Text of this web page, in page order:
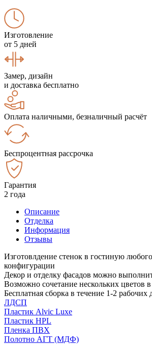
Изготовление
от 5 дней
Замер, дизайн
и доставка бесплатно
Оплата наличными, безналичный расчёт
Беспроцентная рассрочка
Гарантия
2 года
Описание
Отделка
Информация
Отзывы
Изготовлдение стенок в гостиную
конфигурации
Декор и отделку фасадов можно
Возможно сочетание нескольких цветов
Бесплатная сборка в течение 1-2 рабочих
ЛДСП
Пластик Alvic Luxe
Пластик HPL
Пленка ПВХ
Полотно АГТ (МДФ)